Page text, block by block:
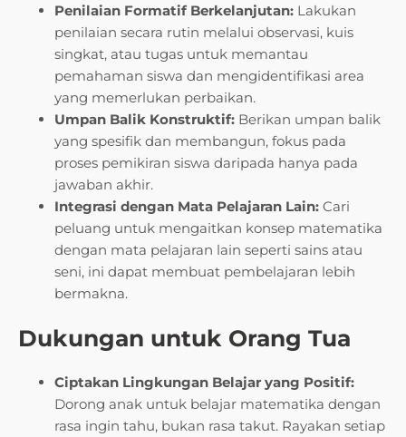
Penilaian Formatif Berkelanjutan: Lakukan
penilaian secara rutin melalui observasi, kuis
singkat, atau tugas untuk memantau
pemahaman siswa dan mengidentifikasi area
yang memerlukan perbaikan.
Umpan Balik Konstruktif: Berikan umpan balik
yang spesifik dan membangun, fokus pada
proses pemikiran siswa daripada hanya pada
jawaban akhir.
Integrasi dengan Mata Pelajaran Lain: Cari
peluang untuk mengaitkan konsep matematika
dengan mata pelajaran lain seperti sains atau
seni, ini dapat membuat pembelajaran lebih
bermakna.
Dukungan untuk Orang Tua
Ciptakan Lingkungan Belajar yang Positif:
Dorong anak untuk belajar matematika dengan
rasa ingin tahu, bukan rasa takut. Rayakan setiap